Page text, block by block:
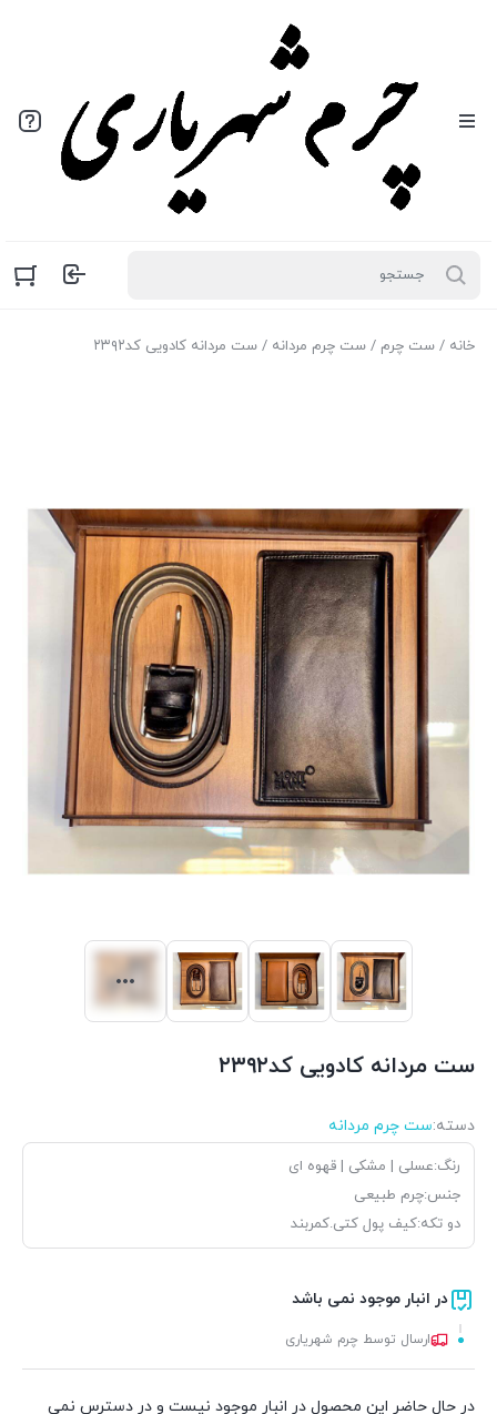
خانه / ست چرم / ست چرم مردانه / ست مردانه کادویی کد۲۳۹۲
ست مردانه کادویی کد۲۳۹۲
دسته:ست چرم مردانه
رنگ:عسلی | مشکی | قهوه ای
جنس:چرم طبیعی
دو تکه:کیف پول کتی.کمربند
در انبار موجود نمی باشد
ارسال توسط چرم شهریاری
در حال حاضر این محصول در انبار موجود نیست و در دسترس نمی